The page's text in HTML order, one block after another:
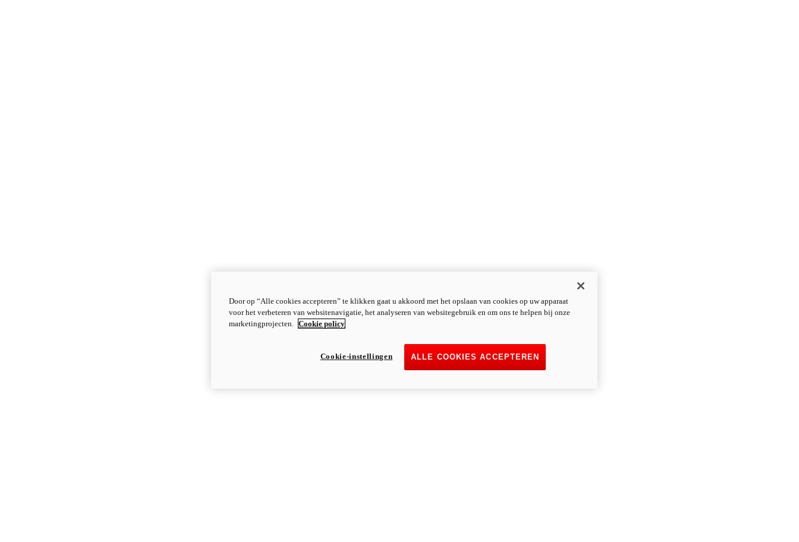
Door op “Alle cookies accepteren” te klikken gaat u akkoord met het opslaan van cookies op uw apparaat
voor het verbeteren van websitenavigatie, het analyseren van websitegebruik en om ons te helpen bij onze
marketingprojecten. Cookie policy
ALLE COOKIES ACCEPTEREN
Cookie-instellingen